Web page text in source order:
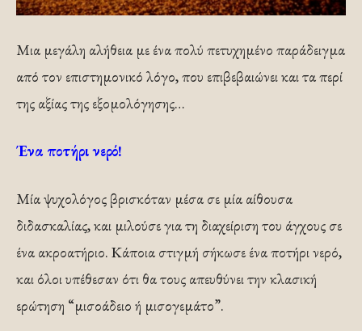
Μια μεγάλη αλήθεια με ένα πολύ πετυχημένο παράδειγμα
από τον επιστημονικό λόγο, που επιβεβαιώνει και τα περί
της αξίας της εξομολόγησης…
Ένα ποτήρι νερό!
Μία ψυχολόγος βρισκόταν μέσα σε μία αίθουσα
διδασκαλίας, και μιλούσε για τη διαχείριση του άγχους σε
ένα ακροατήριο. Κάποια στιγμή σήκωσε ένα ποτήρι νερό,
και όλοι υπέθεσαν ότι θα τους απευθύνει την κλασική
ερώτηση “μισοάδειο ή μισογεμάτο”.